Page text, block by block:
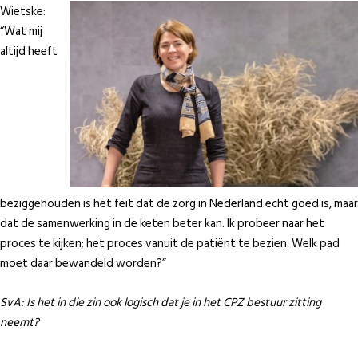
Wietske:
“Wat mij
altijd heeft
beziggehouden is het feit dat de zorg in Nederland echt goed is, maar
dat de samenwerking in de keten beter kan. Ik probeer naar het
proces te kijken; het proces vanuit de patiënt te bezien. Welk pad
moet daar bewandeld worden?”
SvA: Is het in die zin ook logisch dat je in het CPZ bestuur zitting
neemt?